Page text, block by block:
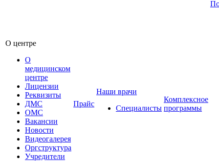
О центре
О
медицинском
центре
Лицензии
Реквизиты
ДМС
ОМС
Вакансии
Новости
Видеогалерея
Оргструктура
Учредители
Прайс
Наши врачи
Специалисты
Комплексное
программы